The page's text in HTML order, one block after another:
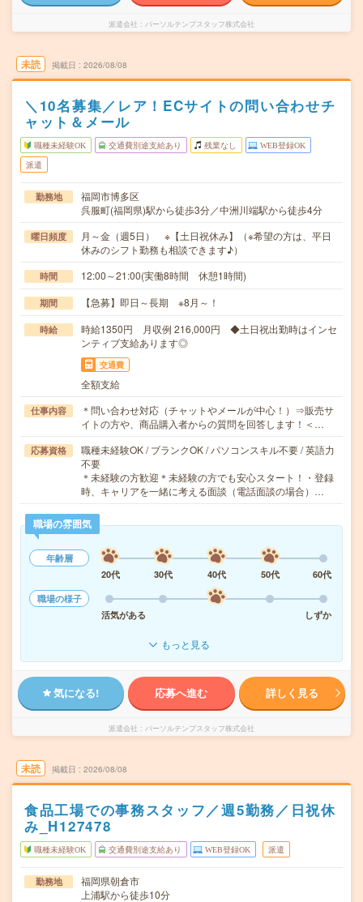
派遣会社 パーソルテンプスタッフ株式会社
未読 掲載日 2026/08/08
＼10名募集／レア！ECサイトの問い合わせチ
ャット＆メール
職種未経験OK 交通費別途支給あり 残業なし WEB登録OK
派遣
勤務地
福岡市博多区
呉服町(福岡県)駅から徒歩3分／中洲川端駅から徒歩4分
曜日頻度
月～金（週5日） ※【土日祝休み】（※希望の方は、平日
休みのシフト勤務も相談できます♪）
時間 12:00～21:00(実働8時間 休憩1時間)
期間 【急募】即日～長期 ※8月～！
時給
時給1350円 月収例 216,000円 ◆土日祝出勤時はインセ
ンティブ支給あります◎
交通費
全額支給
仕事内容
＊問い合わせ対応（チャットやメールが中心！）⇒販売サ
イトの方や、商品購入者からの質問を回答します！＜…
応募資格
職種未経験OK / ブランクOK / パソコンスキル不要 / 英語力
不要
＊未経験の方歓迎＊未経験の方でも安心スタート！・登録
時、キャリアを一緒に考える面談（電話面談の場合）…
職場の雰囲気
年齢層
20代
30代 40代 50代
60代
職場の様子
活気がある
しずか
もっと見る
気になる! 応募へ進む 詳しく見る
派遣会社 パーソルテンプスタッフ株式会社
未読 掲載日 2026/08/08
食品工場での事務スタッフ／週5勤務／日祝休
み_H127478
職種未経験OK 交通費別途支給あり WEB登録OK 派遣
勤務地
福岡県朝倉市
上浦駅から徒歩10分